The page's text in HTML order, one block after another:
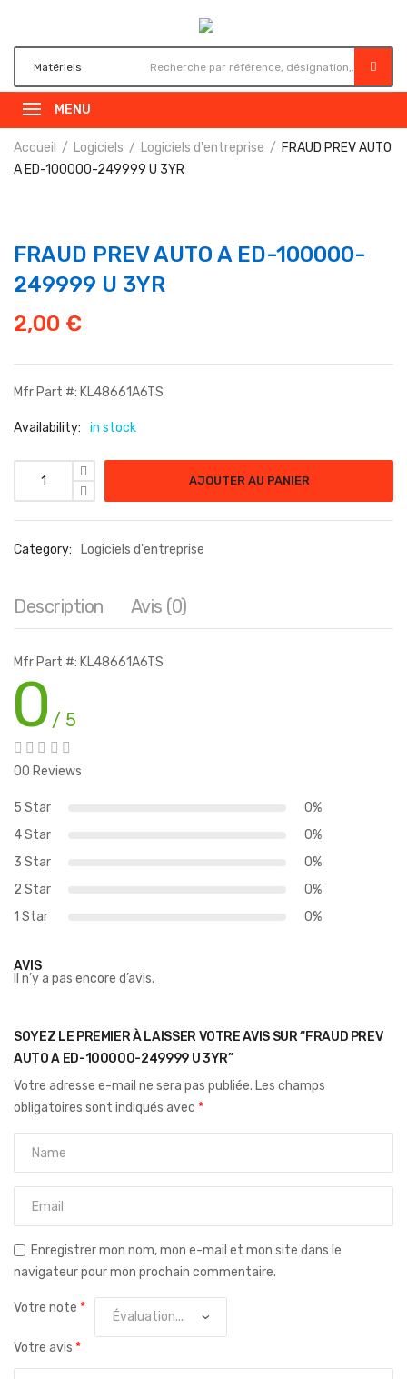
MENU
Accueil Logiciels Logiciels d'entreprise
FRAUD PREV AUTO
A ED-100000-249999 U 3YR
FRAUD PREV AUTO A ED-100000-
249999 U 3YR
2,00 €
Mfr Part #: KL48661A6TS
Availability: in stock
quantité de FRAUD PREV AUTO A ED-100000-249999 U 3YR
AJOUTER AU PANIER
Category: Logiciels d'entreprise
Description Avis (0)
Mfr Part #: KL48661A6TS
0 / 5
00 Reviews
5 Star
0%
4 Star
0%
3 Star
0%
2 Star
0%
1 Star
0%
AVIS
Il n’y a pas encore d’avis.
SOYEZ LE PREMIER À LAISSER VOTRE AVIS SUR “FRAUD PREV
AUTO A ED-100000-249999 U 3YR”
Votre adresse e-mail ne sera pas publiée. Les champs
obligatoires sont indiqués avec *
Enregistrer mon nom, mon e-mail et mon site dans le
navigateur pour mon prochain commentaire.
Votre note *
Votre avis *